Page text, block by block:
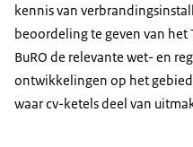
kennis van
beoordeling te geven van
BuRO de relevante wet- en
ontwikkelingen op het
waar cv-ketels deel van